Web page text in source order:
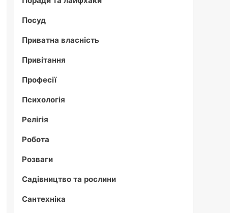
Посуд
Приватна власність
Привітання
Професії
Психологія
Релігія
Робота
Розваги
Садівництво та рослини
Сантехніка